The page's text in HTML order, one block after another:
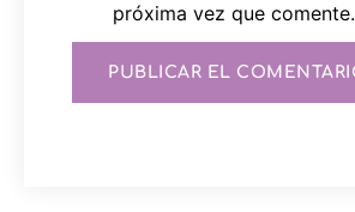
próxima vez que comente.